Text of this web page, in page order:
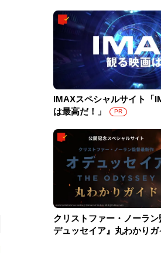
IMAXスペシャルサイト「
は最高だ！」
PR
クリストファー・ノーラ
デュッセイア』丸わかりガ